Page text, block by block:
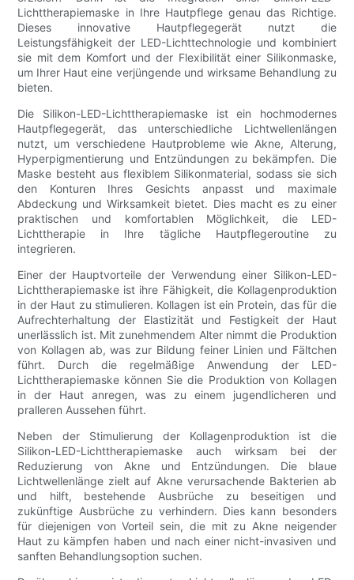
Lichttherapiemaske in Ihre Hautpflege genau das Richtige.
Dieses innovative Hautpflegegerät nutzt die
Leistungsfähigkeit der LED-Lichttechnologie und kombiniert
sie mit dem Komfort und der Flexibilität einer Silikonmaske,
um Ihrer Haut eine verjüngende und wirksame Behandlung zu
bieten.
Die Silikon-LED-Lichttherapiemaske ist ein hochmodernes
Hautpflegegerät, das unterschiedliche Lichtwellenlängen
nutzt, um verschiedene Hautprobleme wie Akne, Alterung,
Hyperpigmentierung und Entzündungen zu bekämpfen. Die
Maske besteht aus flexiblem Silikonmaterial, sodass sie sich
den Konturen Ihres Gesichts anpasst und maximale
Abdeckung und Wirksamkeit bietet. Dies macht es zu einer
praktischen und komfortablen Möglichkeit, die LED-
Lichttherapie in Ihre tägliche Hautpflegeroutine zu
integrieren.
Einer der Hauptvorteile der Verwendung einer Silikon-LED-
Lichttherapiemaske ist ihre Fähigkeit, die Kollagenproduktion
in der Haut zu stimulieren. Kollagen ist ein Protein, das für die
Aufrechterhaltung der Elastizität und Festigkeit der Haut
unerlässlich ist. Mit zunehmendem Alter nimmt die Produktion
von Kollagen ab, was zur Bildung feiner Linien und Fältchen
führt. Durch die regelmäßige Anwendung der LED-
Lichttherapiemaske können Sie die Produktion von Kollagen
in der Haut anregen, was zu einem jugendlicheren und
pralleren Aussehen führt.
Neben der Stimulierung der Kollagenproduktion ist die
Silikon-LED-Lichttherapiemaske auch wirksam bei der
Reduzierung von Akne und Entzündungen. Die blaue
Lichtwellenlänge zielt auf Akne verursachende Bakterien ab
und hilft, bestehende Ausbrüche zu beseitigen und
zukünftige Ausbrüche zu verhindern. Dies kann besonders
für diejenigen von Vorteil sein, die mit zu Akne neigender
Haut zu kämpfen haben und nach einer nicht-invasiven und
sanften Behandlungsoption suchen.